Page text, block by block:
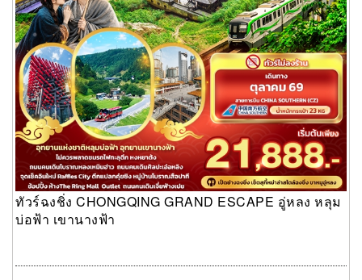
ทัวร์ฉงชิ่ง CHONGQING GRAND ESCAPE อู่หลง หลุม
บ่อฟ้า เขานางฟ้า